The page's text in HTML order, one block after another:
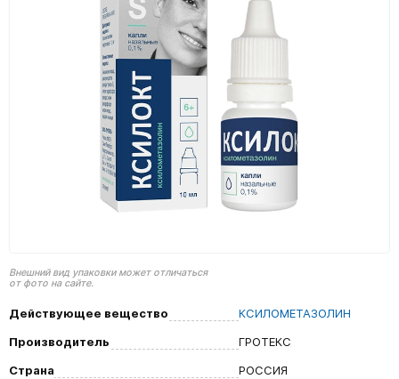
Внешний вид упаковки может отличаться
от фото на сайте.
Действующее вещество
КСИЛОМЕТАЗОЛИН
Производитель
ГРОТЕКС
Страна
РОССИЯ